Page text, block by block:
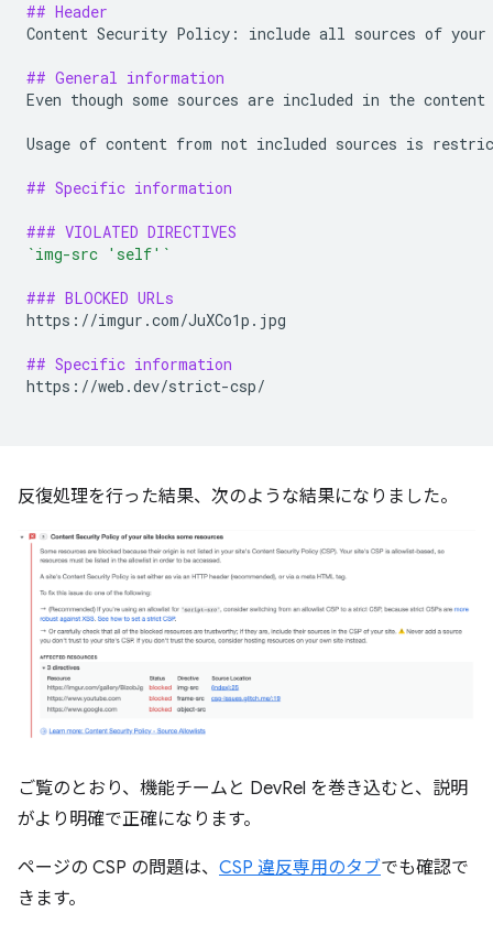
## Header
Content Security Policy: include all sources of
## General information
Even though some sources are included in the
Usage of content from not included sources is
## Specific information
### VIOLATED DIRECTIVES
`img-src 'self'`
### BLOCKED URLs
https://imgur.com/JuXCo1p.jpg
## Specific information
https://web.dev/strict-csp/
反復処理を行った結果、次のような結果になりました。
ご覧のとおり、機能チームと DevRel を巻き込むと、説明
がより明確で正確になります。
ページの CSP の問題は、 CSP 違反専用のタブでも確認で
きます。